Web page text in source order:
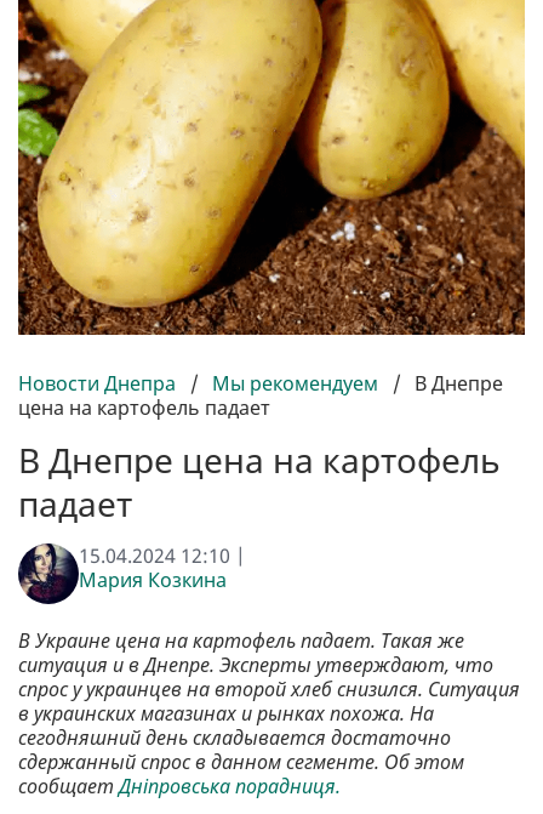
Новости Днепра / Мы рекомендуем / В Днепре
цена на картофель падает
В Днепре цена на картофель
падает
15.04.2024 12:10 |
Мария Козкина
В Украине цена на картофель падает. Такая же
ситуация и в Днепре. Эксперты утверждают, что
спрос у украинцев на второй хлеб снизился. Ситуация
в украинских магазинах и рынках похожа. На
сегодняшний день складывается достаточно
сдержанный спрос в данном сегменте. Об этом
сообщаетДніпровська порадниця.